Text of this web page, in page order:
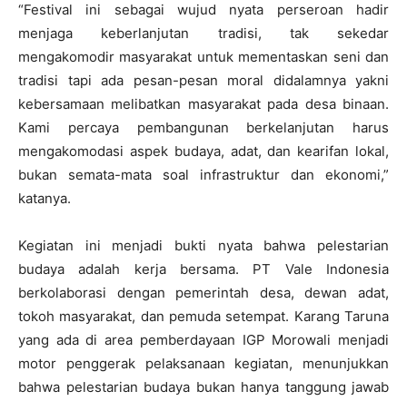
“Festival ini sebagai wujud nyata perseroan hadir
menjaga keberlanjutan tradisi, tak sekedar
mengakomodir masyarakat untuk mementaskan seni dan
tradisi tapi ada pesan-pesan moral didalamnya yakni
kebersamaan melibatkan masyarakat pada desa binaan.
Kami percaya pembangunan berkelanjutan harus
mengakomodasi aspek budaya, adat, dan kearifan lokal,
bukan semata-mata soal infrastruktur dan ekonomi,”
katanya.
Kegiatan ini menjadi bukti nyata bahwa pelestarian
budaya adalah kerja bersama. PT Vale Indonesia
berkolaborasi dengan pemerintah desa, dewan adat,
tokoh masyarakat, dan pemuda setempat. Karang Taruna
yang ada di area pemberdayaan IGP Morowali menjadi
motor penggerak pelaksanaan kegiatan, menunjukkan
bahwa pelestarian budaya bukan hanya tanggung jawab